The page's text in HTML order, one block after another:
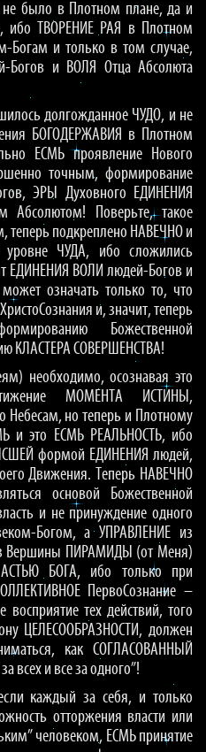
не было в Плотном плане, да и
ибо ТВОРЕНИЕ РАЯ в Плотном
Богам и только в том случае,
Богов и ВОЛЯ Отца Абсолюта
долгожданное ЧУДО, и не
БОГОДЕРЖАВИЯ в Плотном
ЕСМЬ проявление Нового
точным, формирование
ЭРЫ Духовного ЕДИНЕНИЯ
Поверьте, такое
теперь подкреплено НАВЕЧНО и
уровне ЧУДА, ибо сложились
ЕДИНЕНИЯ ВОЛИ людей-Богов и
означать только то, что
и, значит, теперь
Божественной
КЛАСТЕРА СОВЕРШЕНСТВА!
необходимо, осознавая это
МОМЕНТА ИСТИНЫ,
Небесам, но теперь и Плотному
и это ЕСМЬ РЕАЛЬНОСТЬ, ибо
формой ЕДИНЕНИЯ людей,
Движения. Теперь НАВЕЧНО
основой Божественной
и не принуждение одного
Богом, а УПРАВЛЕНИЕ из
Вершины ПИРАМИДЫ (от Меня)
БОГА, ибо только при
ПервоСознание –
тех действий, того
ЦЕЛЕСООБРАЗНОСТИ, должен
как СОГЛАСОВАННЫЙ
всех и все за одного”!
каждый за себя, и только
отторжения власти или
человеком, ЕСМЬ принятие